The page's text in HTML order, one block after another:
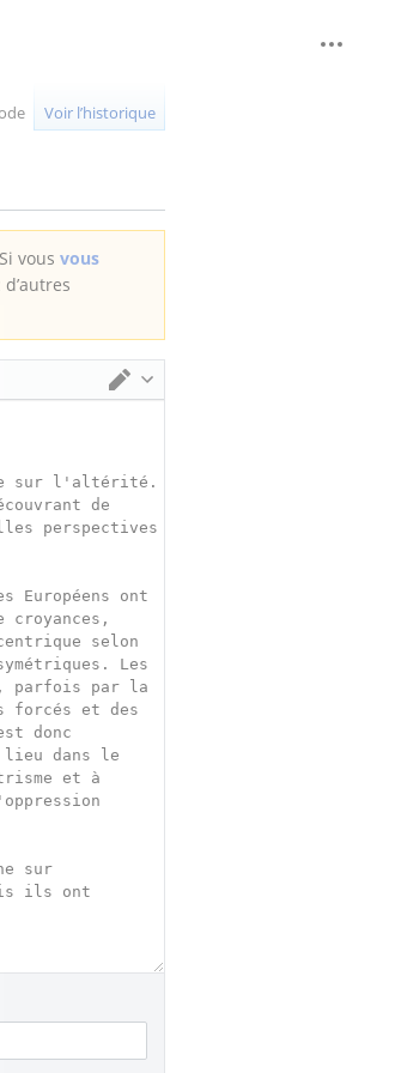
Outils
replié
Voir l’historique
vous vous
Changer d’éditeur